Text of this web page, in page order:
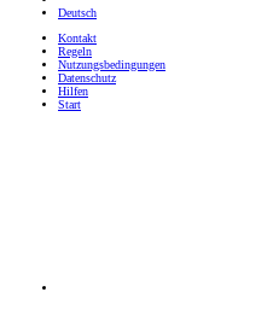
Deutsch
Kontakt
Regeln
Nutzungsbedingungen
Datenschutz
Hilfen
Start